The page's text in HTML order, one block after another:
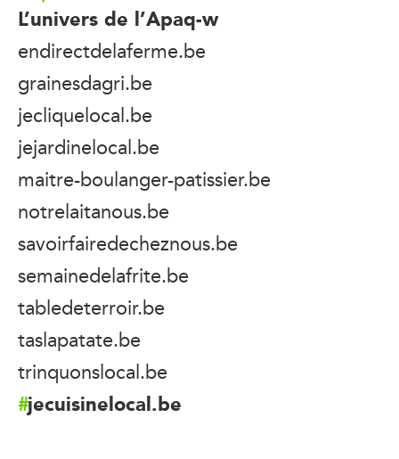
L’univers de l’Apaq-w
endirectdelaferme.be
grainesdagri.be
jecliquelocal.be
jejardinelocal.be
maitre-boulanger-patissier.be
notrelaitanous.be
savoirfairedecheznous.be
semainedelafrite.be
tabledeterroir.be
taslapatate.be
trinquonslocal.be
jecuisinelocal.be